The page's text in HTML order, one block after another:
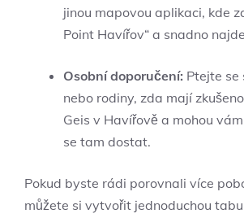
jinou mapovou aplikaci, kde
Point Havířov“ a snadno
Osobní doporučení: Ptejte se
nebo rodiny, zda mají
Geis v Havířově a mohou
se tam dostat.
Pokud byste rádi porovnali více
můžete si vytvořit jednoduchou